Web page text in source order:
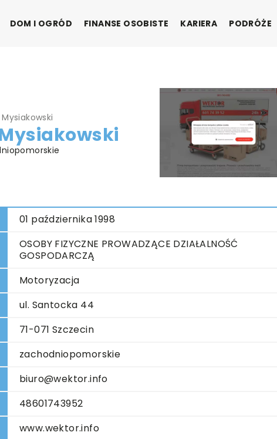
DOM I OGRÓD FINANSE OSOBISTE KARIERA PODRÓŻE
Mysiakowski
01 października 1998
OSOBY FIZYCZNE PROWADZĄCE DZIAŁALNOŚĆ
GOSPODARCZĄ
Motoryzacja
ul. Santocka 44
71-071 Szczecin
zachodniopomorskie
biuro@wektor.info
48601743952
www.wektor.info